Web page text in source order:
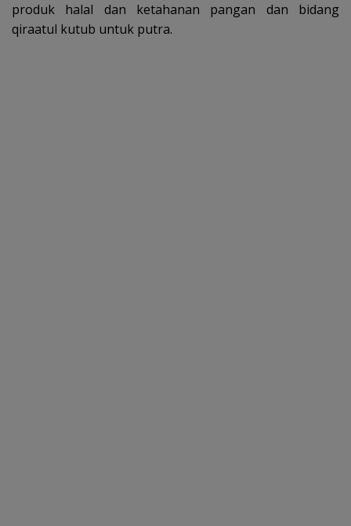
produk halal dan ketahanan pangan dan bidang
qiraatul kutub untuk putra.